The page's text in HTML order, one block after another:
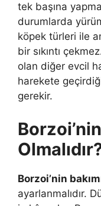
tek başına
durumlarda
köpek türleri ile
bir sıkıntı
olan diğer evcil
harekete
gerekir.
Borzoi’nin
ayarlanmalıdır.